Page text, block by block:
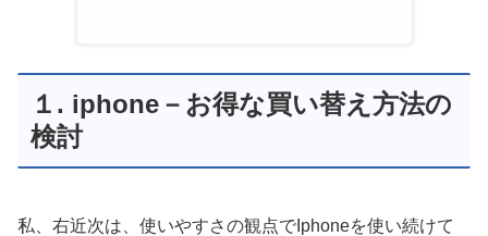
１. iphone－お得な買い替え方法の
検討
私、右近次は、使いやすさの観点でIphoneを使い続けて